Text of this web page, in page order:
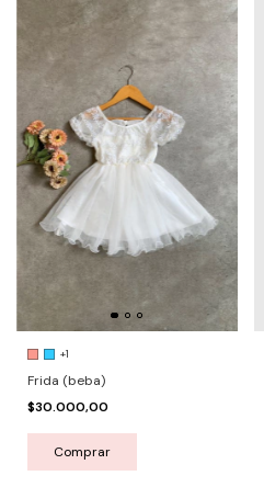
+1
Frida (beba)
$30.000,00
Comprar